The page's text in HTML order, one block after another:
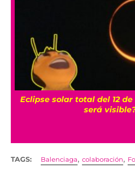
Eclipse solar total del 12
será
TAGS: Balenciaga,colaboración,